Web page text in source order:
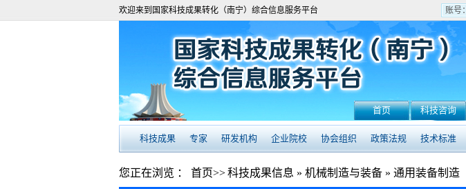
欢迎来到国家科技成果转化（南宁）综合信息服务平台 账号：
首页 科技咨询
科技成果 专家 研发机构 企业院校 协会组织 政策法规 技术标准
您正在浏览 ： 首页>>科技成果信息 » 机械制造与装备 » 通用装备制造